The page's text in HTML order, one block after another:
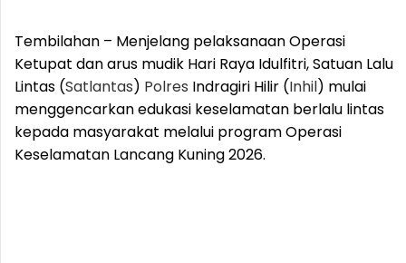
Tembilahan – Menjelang pelaksanaan Operasi
Ketupat dan arus mudik Hari Raya Idulfitri, Satuan Lalu
Lintas (Satlantas) Polres Indragiri Hilir (Inhil) mulai
menggencarkan edukasi keselamatan berlalu lintas
kepada masyarakat melalui program Operasi
Keselamatan Lancang Kuning 2026.